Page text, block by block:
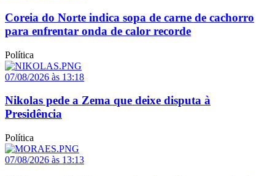
Coreia do Norte indica sopa de carne de cachorro
para enfrentar onda de calor recorde
Política
07/08/2026 às 13:18
Nikolas pede a Zema que deixe disputa à
Presidência
Política
07/08/2026 às 13:13